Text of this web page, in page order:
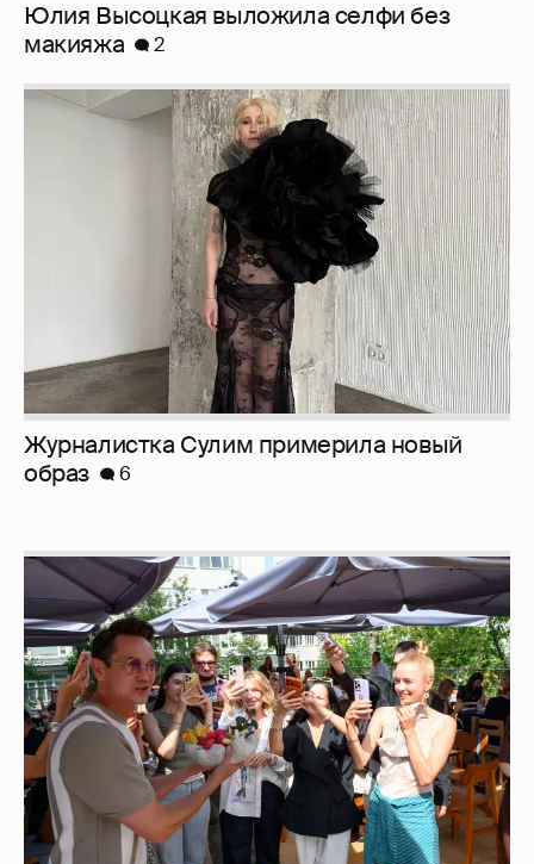
Журналистка Сулим примерила новый
Анастасия Гребенкина, Женя Малахова,
Оксана Русланова и другие гости
фестиваля «Баланс вкуса и ритма»:
рассматриваем летние образы